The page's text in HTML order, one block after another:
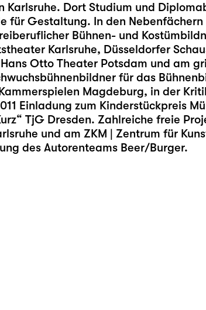
Karlsruhe. Dort Studium und
für Gestaltung. In den
Bühnen- und
Karlsruhe, Düsseldorfer
Otto Theater Potsdam und am
für das
Magdeburg, in der
Einladung zum Kinderstückpreis
TjG Dresden. Zahlreiche freie
und am ZKM | Zentrum für
des Autorenteams Beer/Burger.